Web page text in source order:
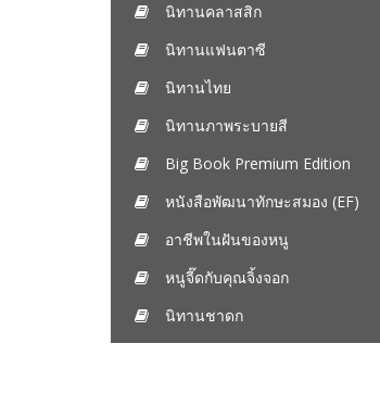
นิทานคลาสสิก
นิทานแฟนตาซี
นิทานไทย
นิทานภาพระบายสี
Big Book Premium Edition
หนังสือพัฒนาทักษะสมอง (EF)
อาชีพในฝันของหนู
หนูจี๊ดกับคุณจิ้งจอก
นิทานชาดก